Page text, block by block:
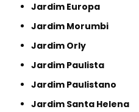
Jardim Europa
Jardim Morumbi
Jardim Orly
Jardim Paulista
Jardim Paulistano
Jardim Santa Helena